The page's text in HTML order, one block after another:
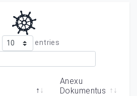
entries
Anexu
Dokumentus